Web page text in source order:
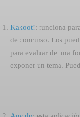
Kakoot!: funciona
de concurso. Los
para evaluar de una
exponer un tema.
Any.do: esta